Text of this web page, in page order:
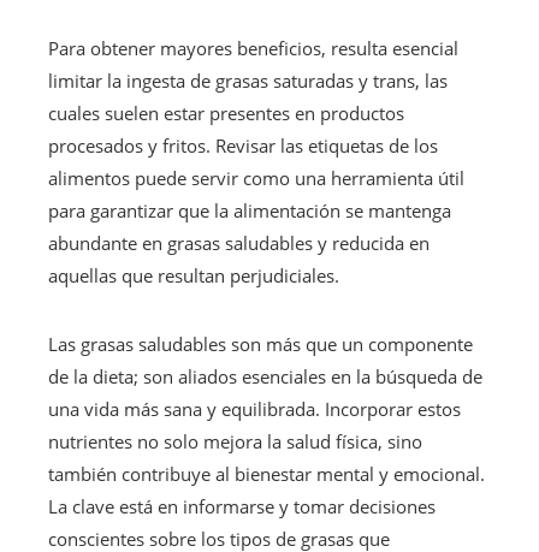
Para obtener mayores beneficios, resulta esencial
limitar la ingesta de grasas saturadas y trans, las
cuales suelen estar presentes en productos
procesados y fritos. Revisar las etiquetas de los
alimentos puede servir como una herramienta útil
para garantizar que la alimentación se mantenga
abundante en grasas saludables y reducida en
aquellas que resultan perjudiciales.
Las grasas saludables son más que un componente
de la dieta; son aliados esenciales en la búsqueda de
una vida más sana y equilibrada. Incorporar estos
nutrientes no solo mejora la salud física, sino
también contribuye al bienestar mental y emocional.
La clave está en informarse y tomar decisiones
conscientes sobre los tipos de grasas que